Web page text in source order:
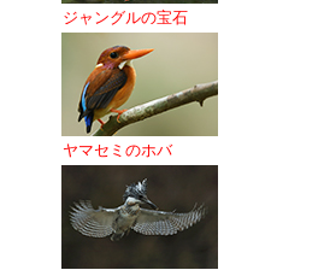
ジャングルの宝石
ヤマセミのホバ